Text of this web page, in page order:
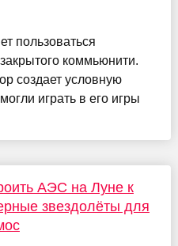
пользоваться
коммьюнити.
создает условную
играть в его игры
АЭС на Луне к
звездолёты для